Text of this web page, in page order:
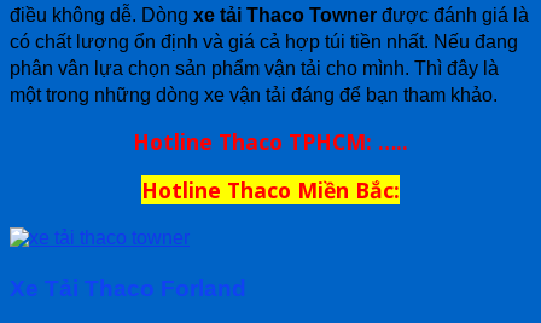
điều không dễ. Dòng xe tải Thaco Towner được đánh giá là
có chất lượng ổn định và giá cả hợp túi tiền nhất. Nếu đang
phân vân lựa chọn sản phẩm vận tải cho mình. Thì đây là
một trong những dòng xe vận tải đáng để bạn tham khảo.
Hotline Thaco TPHCM: …..
Hotline Thaco Miền Bắc:
Xe Tải Thaco Forland